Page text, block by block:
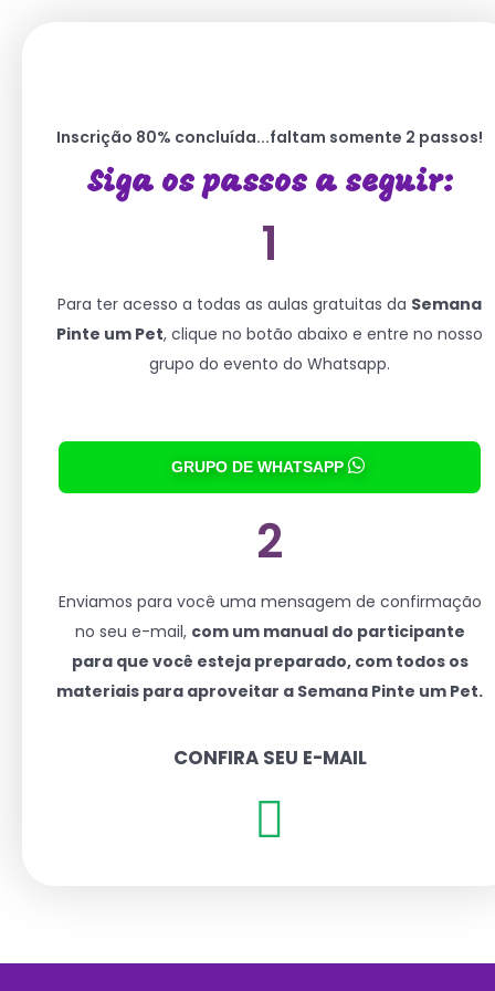
Inscrição 80% concluída...faltam somente 2 passos!
Siga os passos a seguir:
1
Para ter acesso a todas as aulas gratuitas da Semana
Pinte um Pet, clique no botão abaixo e entre no nosso
grupo do evento do Whatsapp.
GRUPO DE WHATSAPP
2
Enviamos para você uma mensagem de confirmação
no seu e-mail, com um manual do participante
para que você esteja preparado, com todos os
materiais para aproveitar a Semana Pinte um Pet.
CONFIRA SEU E-MAIL